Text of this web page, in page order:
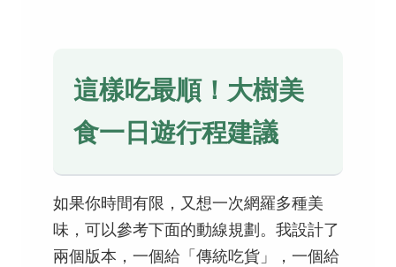
這樣吃最順！大樹美
食一日遊行程建議
如果你時間有限，又想一次網羅多種美
味，可以參考下面的動線規劃。我設計了
兩個版本，一個給「傳統吃貨」，一個給